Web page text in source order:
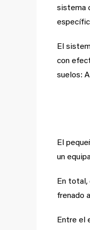
sistema
El
con
suelos:
El
un
En total,
frenado
Entre el